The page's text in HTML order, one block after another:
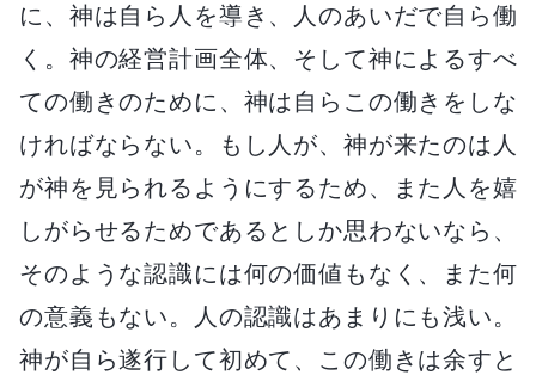
に、神は自ら人を導き、人のあいだで自ら働
く。神の経営計画全体、そして神によるすべ
ての働きのために、神は自らこの働きをしな
ければならない。もし人が、神が来たのは人
が神を見られるようにするため、また人を嬉
しがらせるためであるとしか思わないなら、
そのような認識には何の価値もなく、また何
の意義もない。人の認識はあまりにも浅い。
神が自ら遂行して初めて、この働きは余すと